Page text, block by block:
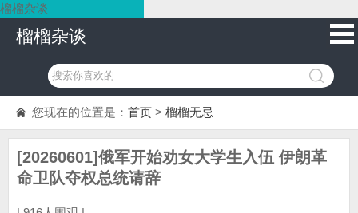
榴榴杂谈
榴榴杂谈
您现在的位置是： 首页 > 榴榴无忌
[20260601]俄军开始劝女大学生入伍 伊朗革
命卫队夺权总统请辞